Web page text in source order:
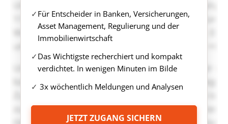
Für Entscheider in Banken, Versicherungen,
Asset Management, Regulierung und der
Immobilienwirtschaft
Das Wichtigste recherchiert und kompakt
verdichtet. In wenigen Minuten im Bilde
3x wöchentlich Meldungen und Analysen
JETZT ZUGANG SICHERN